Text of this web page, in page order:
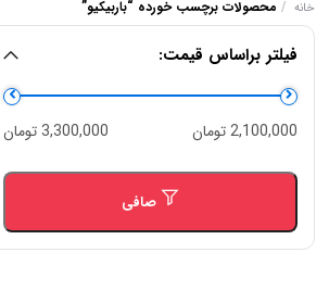
خانه / محصولات برچسب خورده “باربیکیو”
فیلتر براساس قیمت:
حداقل
قیمت
حداكثر
قيمت
صافی
2,100,000 تومان 3,300,000 تومان